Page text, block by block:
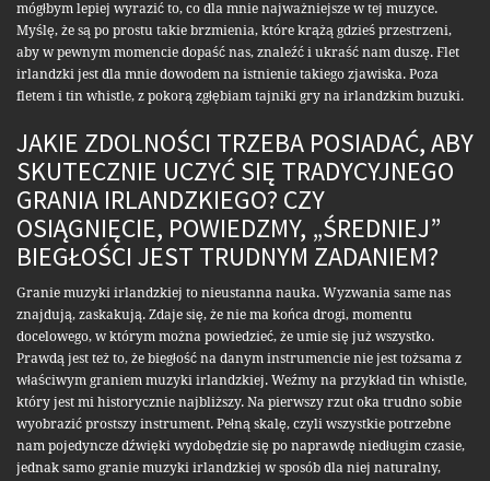
mógłbym lepiej wyrazić to, co dla mnie najważniejsze w tej muzyce.
Myślę, że są po prostu takie brzmienia, które krążą gdzieś przestrzeni,
aby w pewnym momencie dopaść nas, znaleźć i ukraść nam duszę. Flet
irlandzki jest dla mnie dowodem na istnienie takiego zjawiska. Poza
fletem i tin whistle, z pokorą zgłębiam tajniki gry na irlandzkim buzuki.
JAKIE ZDOLNOŚCI TRZEBA POSIADAĆ, ABY
SKUTECZNIE UCZYĆ SIĘ TRADYCYJNEGO
GRANIA IRLANDZKIEGO? CZY
OSIĄGNIĘCIE, POWIEDZMY, „ŚREDNIEJ”
BIEGŁOŚCI JEST TRUDNYM ZADANIEM?
Granie muzyki irlandzkiej to nieustanna nauka. Wyzwania same nas
znajdują, zaskakują. Zdaje się, że nie ma końca drogi, momentu
docelowego, w którym można powiedzieć, że umie się już wszystko.
Prawdą jest też to, że biegłość na danym instrumencie nie jest tożsama z
właściwym graniem muzyki irlandzkiej. Weźmy na przykład tin whistle,
który jest mi historycznie najbliższy. Na pierwszy rzut oka trudno sobie
wyobrazić prostszy instrument. Pełną skalę, czyli wszystkie potrzebne
nam pojedyncze dźwięki wydobędzie się po naprawdę niedługim czasie,
jednak samo granie muzyki irlandzkiej w sposób dla niej naturalny,